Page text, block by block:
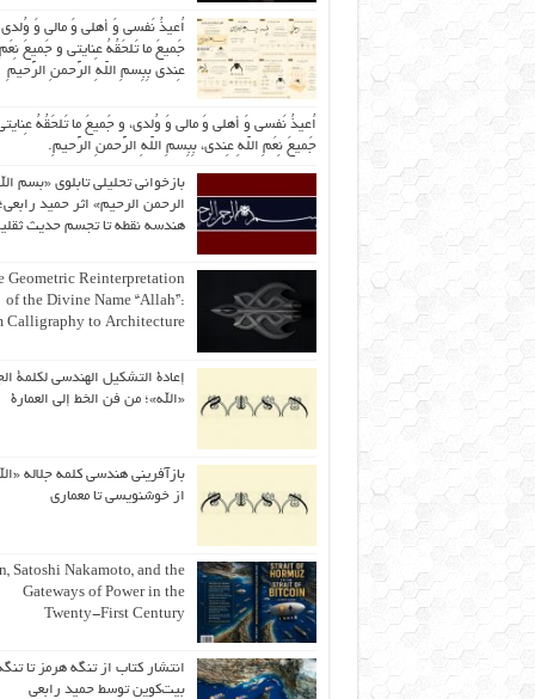
اُعیذُ نَفسی وَ أهلی وَ مالی وَ
جَمیعَ ما تَلحَقُهُ عِنایتی و جَمیعَ نِعَمِ
عِندی بِبِسمِ اللّهِ الرَّحمنِ الرَّحیمِ
اُعیذُ نَفسی وَ أهلی وَ مالی وَ وُلدی، و جَمیعَ ما تَلحَقُهُ
جَمیعَ نِعَمِ اللّهِ عِندی، بِبِسمِ اللّهِ الرَّحمنِ الرَّحیمِ.
بازخوانی تحلیلی تابلوی «بسم
الرحمن الرحیم» اثر حمید رابعی؛
هندسه نقطه تا تجسم حدیث
Geometric Reinterpretation
of the Divine Name “Allah”:
Calligraphy to Architecture
إعادة التشكيل الهندسي لكلمة
«الله»؛ من فن الخط إلى العمارة
بازآفرینی هندسی کلمه جلاله
از خوشنویسی تا معماری
Satoshi Nakamoto, and the
Gateways of Power in the
Twenty-First Century
انتشار کتاب از تنگه هرمز تا
بیت‌کوین توسط حمید رابعی